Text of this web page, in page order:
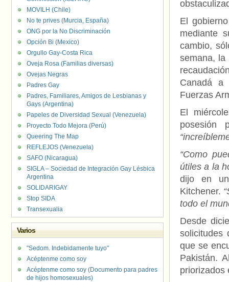
El
mediante
cambio,
semana, la
Canadá a
Fuerzas
El
“Como
útiles a la
dijo en
Kitchener.
todo el
Desde
solicitudes
que se
Pakistán.
priorizados
MOVILH (Chile)
No te prives (Murcia, España)
ONG por la No Discriminación
Opción Bi (Mexico)
Orgullo Gay-Costa Rica
Oveja Rosa (Familias diversas)
Ovejas Negras
Padres Gay
Padres, Familiares, Amigos de Lesbianas y
Gays (Argentina)
Papeles de Diversidad Sexual (Venezuela)
Proyecto Todo Mejora (Perú)
Queering The Map
REFLEJOS (Venezuela)
SAFO (Nicaragua)
SIGLA – Sociedad de Integración Gay Lésbica
Argentina
SOLIDARIGAY
Stop SIDA
Transexualia
Varios
"Sedom. Indebidamente tuyo"
Acéptenme como soy
Acéptenme como soy (Documento para padres
de hijos homosexuales)